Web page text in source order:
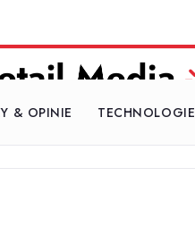
& OPINIE TECHNOLOGIE